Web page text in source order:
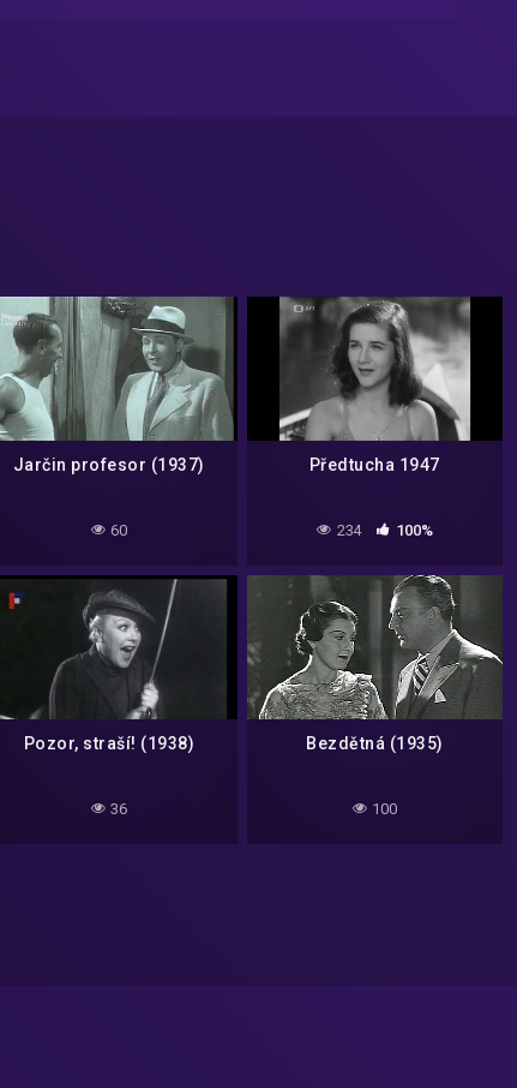
Jarčin profesor (1937)
60
Předtucha 1947
234 100%
Pozor, straší! (1938)
36
Bezdětná (1935)
100